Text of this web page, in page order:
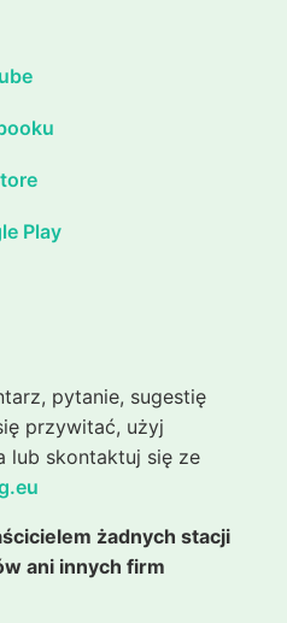
Play
pytanie, sugestię
przywitać, użyj
lub skontaktuj się ze
żadnych stacji
ani innych firm